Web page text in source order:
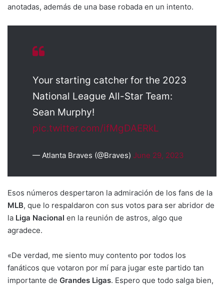
anotadas, además de una base robada en un intento.
Your starting catcher for the 2023
National League All-Star Team:
Sean Murphy!
pic.twitter.com/ifMgDAERkL
— Atlanta Braves (@Braves) June 29, 2023
Esos números despertaron la admiración de los fans de la
MLB, que lo respaldaron con sus votos para ser abridor de
la Liga Nacional en la reunión de astros, algo que
agradece.
«De verdad, me siento muy contento por todos los
fanáticos que votaron por mí para jugar este partido tan
importante de Grandes Ligas. Espero que todo salga bien,